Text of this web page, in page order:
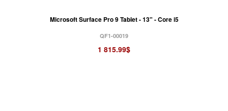
Microsoft Surface Pro 9 Tablet - 13" - Core i5
QF1-00019
1 815.99$